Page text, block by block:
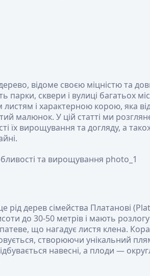
відоме своєю міцністю та
парки, сквери і вулиці багатьох
листям і характерною корою, яка
малюнок. У цій статті ми
їх вирощування та догляду, а
рід дерев сімейства Платанові
до 30-50 метрів і мають
що нагадує листя клена.
створюючи унікальний
навесні, а плоди —